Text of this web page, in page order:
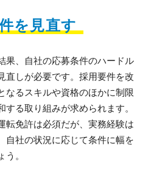
を見直す
果、自社の応募条件のハードル
直しが必要です。採用要件を改
なるスキルや資格のほかに制限
る取り組みが求められます。
転免許は必須だが、実務経験は
自社の状況に応じて条件に幅を
。